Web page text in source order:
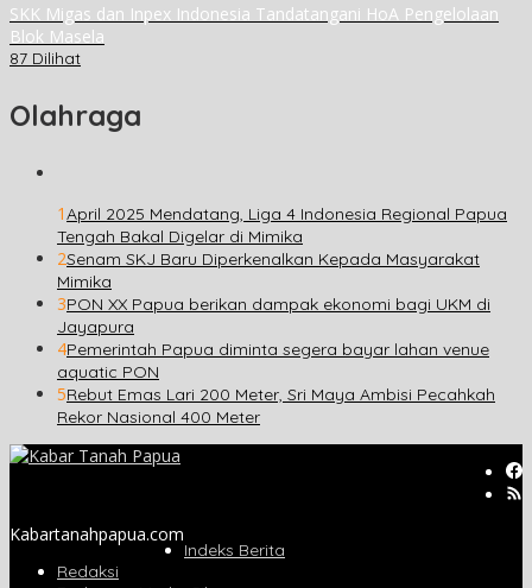
SKK Migas dan Inpex Indonesia Tandatangani HoA Pengelolaan
Blok Masela
87 Dilihat
Olahraga
1April 2025 Mendatang, Liga 4 Indonesia Regional Papua
Tengah Bakal Digelar di Mimika
2Senam SKJ Baru Diperkenalkan Kepada Masyarakat
Mimika
3PON XX Papua berikan dampak ekonomi bagi UKM di
Jayapura
4Pemerintah Papua diminta segera bayar lahan venue
aquatic PON
5Rebut Emas Lari 200 Meter, Sri Maya Ambisi Pecahkah
Rekor Nasional 400 Meter
Kabartanahpapua.com
Indeks Berita
Redaksi